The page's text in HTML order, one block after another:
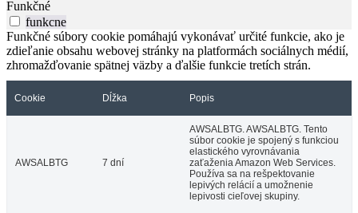
Funkčné
funkcne
Funkčné súbory cookie pomáhajú vykonávať určité funkcie, ako je
zdieľanie obsahu webovej stránky na platformách sociálnych médií,
zhromažďovanie spätnej väzby a ďalšie funkcie tretích strán.
Cookie Dĺžka Popis
AWSALBTG 7 dní
AWSALBTG. AWSALBTG. Tento
súbor cookie je spojený s funkciou
elastického vyrovnávania
zaťaženia Amazon Web Services.
Používa sa na rešpektovanie
lepivých relácií a umožnenie
lepivosti cieľovej skupiny.